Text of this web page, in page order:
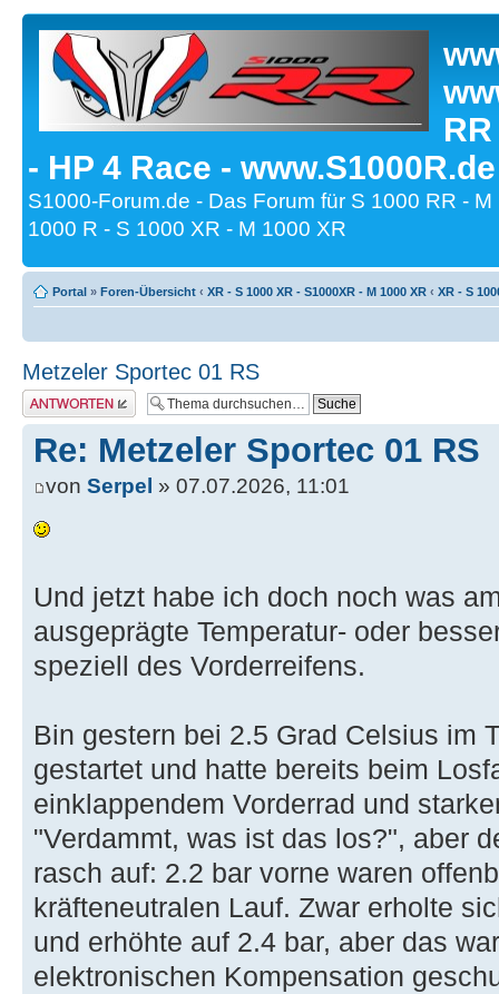
- HP 4 Race -
S1000-Forum.de - Das Forum für S 1000 RR -
1000 R - S 1000 XR - M 1000 XR
Portal » Foren-Übersicht ‹ XR - S 1000 XR - S1000XR - M 1000 XR ‹ XR - S
Metzeler Sportec 01 RS
Antwort erstellen
Re: Metzeler Sportec 01 RS
von Serpel » 07.07.2026, 11:01
Und jetzt habe ich doch noch was
ausgeprägte Temperatur- oder
speziell des Vorderreifens.
Bin gestern bei 2.5 Grad Celsius im
gestartet und hatte bereits beim
einklappendem Vorderrad und
"Verdammt, was ist das los?", aber
rasch auf: 2.2 bar vorne waren
kräfteneutralen Lauf. Zwar erholte
und erhöhte auf 2.4 bar, aber das
elektronischen Kompensation